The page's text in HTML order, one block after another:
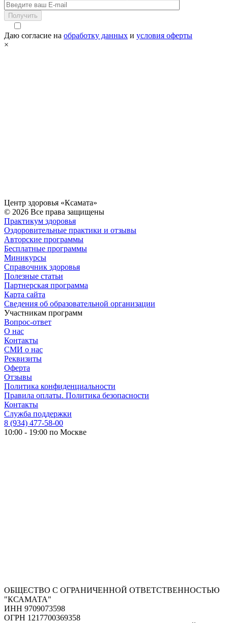
Получить
Даю согласие на обработку данных и условия оферты
×
Центр здоровья «Ксамата»
© 2026 Все права защищены
Практикум здоровья
Оздоровительные практики и отзывы
Авторские программы
Бесплатные программы
Миникурсы
Справочник здоровья
Полезные статьи
Партнерская программа
Карта сайта
Сведения об образовательной организации
Участникам программ
Вопрос-ответ
О нас
Контакты
СМИ о нас
Реквизиты
Оферта
Отзывы
Политика конфиденциальности
Правила оплаты. Политика безопасности
Контакты
Служба поддержки
8 (934) 477-58-00
10:00 - 19:00 по Москве
ОБЩЕСТВО С ОГРАНИЧЕННОЙ ОТВЕТСТВЕННОСТЬЮ
"КСАМАТА"
ИНН 9709073598
ОГРН 1217700369358